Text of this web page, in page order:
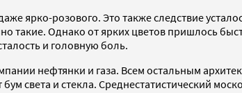
ярко-розового. Это также следствие
Однако от ярких цветов пришлось
и головную боль.
нефтянки и газа. Всем остальным
света и стекла. Среднестатистический